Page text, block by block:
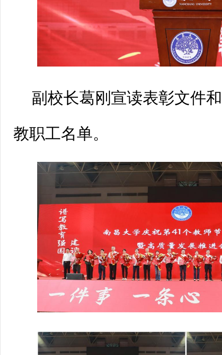
副校长葛刚宣读表彰文件
教职工名单。